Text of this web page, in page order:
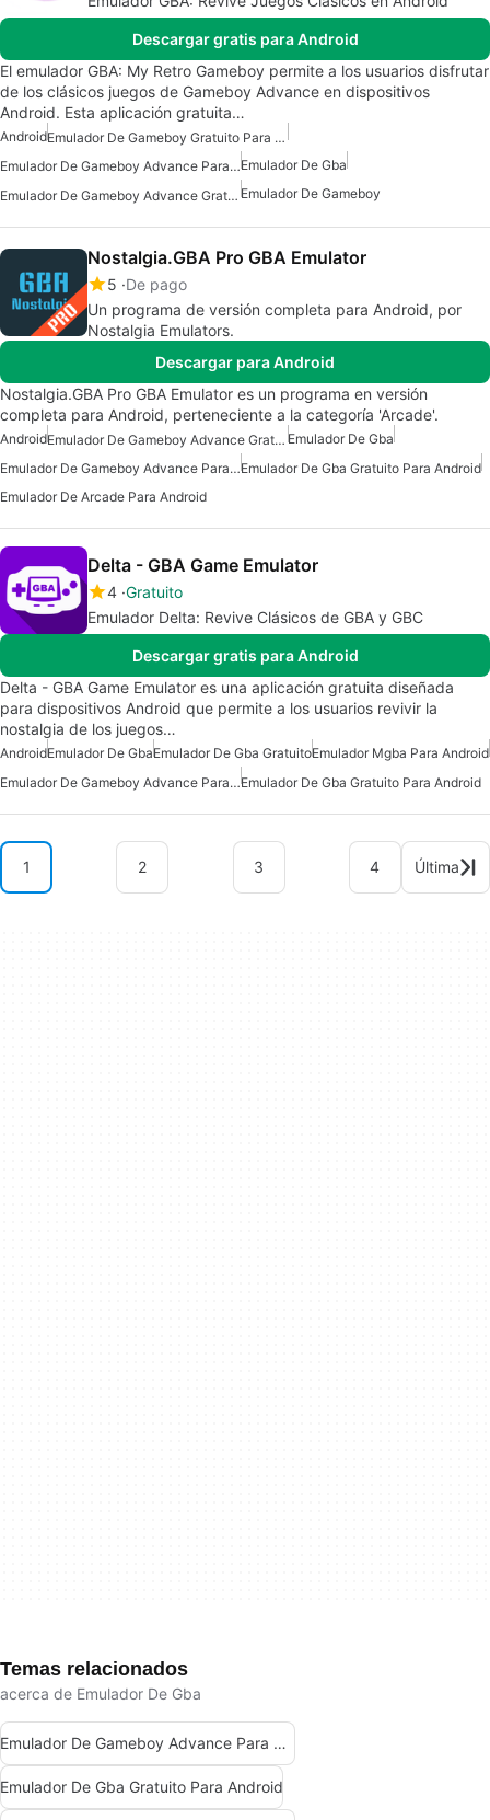
Descargar gratis para Android
El emulador GBA: My Retro Gameboy permite a los usuarios disfrutar
de los clásicos juegos de Gameboy Advance en dispositivos
Android. Esta aplicación gratuita…
Android
Emulador De Gameboy Gratuito Para Android
Emulador De Gameboy Advance Para AndroidEmulador De Gba
Emulador De Gameboy Advance Gratuito Para Android Emulador De Gameboy
Nostalgia.GBA Pro GBA Emulator
5 De pago
Un programa de versión completa para Android, por
Nostalgia Emulators.
Descargar para Android
Nostalgia.GBA Pro GBA Emulator es un programa en versión
completa para Android, perteneciente a la categoría 'Arcade'.
Android Emulador De Gameboy Advance Gratuito Para Android Emulador De Gba
Emulador De Gameboy Advance Para AndroidEmulador De Gba Gratuito Para Android
Emulador De Arcade Para Android
Delta - GBA Game Emulator
4 Gratuito
Emulador Delta: Revive Clásicos de GBA y GBC
Descargar gratis para Android
Delta - GBA Game Emulator es una aplicación gratuita diseñada
para dispositivos Android que permite a los usuarios revivir la
nostalgia de los juegos…
AndroidEmulador De GbaEmulador De Gba GratuitoEmulador Mgba Para Android
Emulador De Gameboy Advance Para AndroidEmulador De Gba Gratuito Para Android
1 2 3 4 Última
Temas relacionados
acerca de Emulador De Gba
Emulador De Gameboy Advance Para Android
Emulador De Gba Gratuito Para Android